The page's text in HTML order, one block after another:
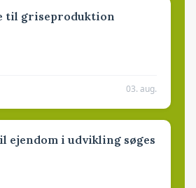
til griseproduktion
03. aug.
ejendom i udvikling søges